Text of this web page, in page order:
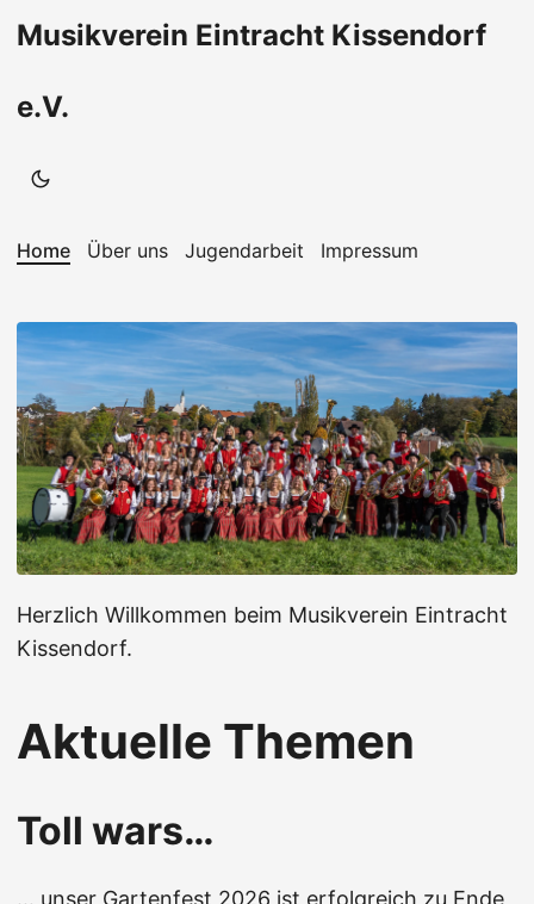
Musikverein Eintracht Kissendorf
e.V.
Home Über uns Jugendarbeit Impressum
Herzlich Willkommen beim Musikverein Eintracht
Kissendorf.
Aktuelle Themen
Toll wars…
… unser Gartenfest 2026 ist erfolgreich zu Ende